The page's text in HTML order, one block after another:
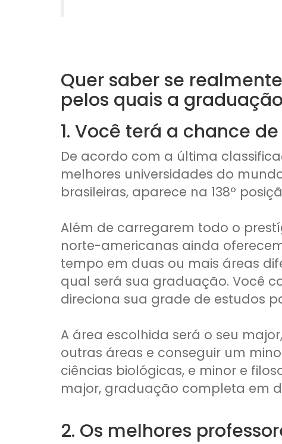
Modelagem Financeira Aplicada
Curso Avan. de Análise de Crédito
Comercial Bancário
Tesouraria Bancária
Quer saber se
pelos quais a
1. Você terá a chance
De acordo com a última
melhores universidades do
brasileiras, aparece na 138º
Além de carregarem todo o
norte-americanas ainda
tempo em duas ou mais áreas
qual será sua graduação. Você
direciona sua grade de estudos
A área escolhida será o seu
outras áreas e conseguir um
ciências biológicas, e minor e
major, graduação completa em
2. Os melhores